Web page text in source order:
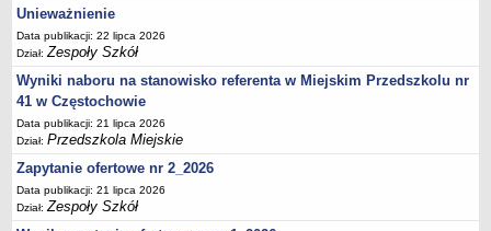
OŚWIADCZENIA MAJĄTKOWE
PONOWNE WYKORZYSTYWANIE
UDOSTĘPNIANIE INFORMACJI PUBLICZNEJ
OCHRONA DANYCH OSOBOWYCH
Unieważnienie
Data publikacji: 22 lipca 2026
Dział:Zespoły Szkół
Wyniki naboru na stanowisko referenta w Miejskim Przedszkolu nr
41 w Częstochowie
Data publikacji: 21 lipca 2026
Dział:Przedszkola Miejskie
Zapytanie ofertowe nr 2_2026
Data publikacji: 21 lipca 2026
Dział:Zespoły Szkół